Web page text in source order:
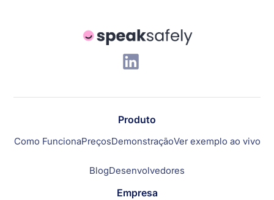
Produto
Como FuncionaPreçosDemonstraçãoVer exemplo ao vivo
BlogDesenvolvedores
Empresa